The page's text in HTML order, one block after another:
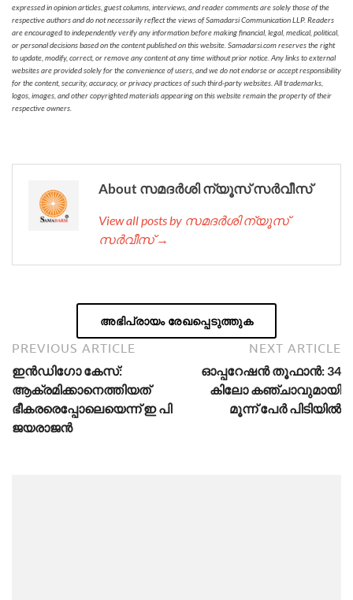
expressed in opinion articles, guest columns, interviews, and reader comments are solely those of the
respective authors and do not necessarily reflect the views of Samadarsi Communication LLP. Readers
are encouraged to independently verify any information before making financial, legal, medical, political,
or personal decisions based on the content published on this website. Samadarsi.com reserves the right
to update, modify, correct, or remove any content at any time without prior notice. Any links to external
websites are provided solely for the convenience of users, and we do not endorse or accept responsibility
for the content, security, accuracy, or privacy practices of such third-party websites. All trademarks,
logos, images, and other copyrighted materials appearing on this website remain the property of their
respective owners.
About സമദർശി ന്യൂസ് സർവീസ്
View all posts by സമദർശി ന്യൂസ്
സർവീസ് →
അഭിപ്രായം രേഖപ്പെടുത്തുക
PREVIOUS ARTICLE
ഇൻഡിഗോ കേസ്:
ആക്രമിക്കാനെത്തിയത്
ഭീകരരെപ്പോലെയെന്ന് ഇ പി
ജയരാജൻ
NEXT ARTICLE
ഓപ്പറേഷൻ തൂഫാൻ: 34
കിലോ കഞ്ചാവുമായി
മൂന്ന് പേർ പിടിയിൽ